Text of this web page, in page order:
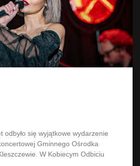
odbyło się wyjątkowe wydarzenie
Gminnego Ośrodka
W Kobiecym Odbiciu